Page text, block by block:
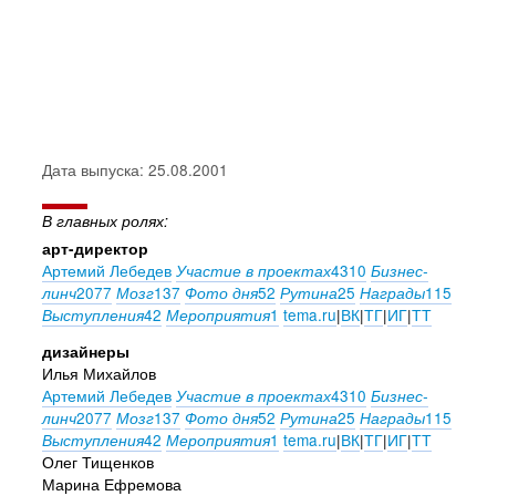
Дата выпуска: 25.08.2001
В главных ролях:
арт-директор
Артемий Лебедев Участие в проектах4310 Бизнес-
линч2077 Мозг137 Фото дня52 Рутина25 Награды115
Выступления42 Мероприятия1 tema.ru|ВК|ТГ|ИГ|ТТ
дизайнеры
Илья Михайлов
Артемий Лебедев Участие в проектах4310 Бизнес-
линч2077 Мозг137 Фото дня52 Рутина25 Награды115
Выступления42 Мероприятия1 tema.ru|ВК|ТГ|ИГ|ТТ
Олег Тищенков
Марина Ефремова